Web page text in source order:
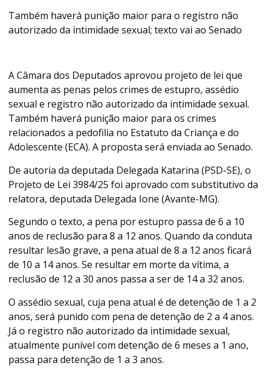
Também haverá punição maior para o registro não
autorizado da intimidade sexual; texto vai ao Senado
A Câmara dos Deputados aprovou projeto de lei que
aumenta as penas pelos crimes de estupro, assédio
sexual e registro não autorizado da intimidade sexual.
Também haverá punição maior para os crimes
relacionados a pedofilia no Estatuto da Criança e do
Adolescente (ECA). A proposta será enviada ao Senado.
De autoria da deputada Delegada Katarina (PSD-SE), o
Projeto de Lei 3984/25 foi aprovado comsubstitutivo da
relatora, deputada Delegada Ione (Avante-MG).
Segundo o texto, a pena por estupro passa de 6 a 10
anos de reclusão para 8 a 12 anos. Quando da conduta
resultar lesão grave, a pena atual de 8 a 12 anos ficará
de 10 a 14 anos. Se resultar em morte da vítima, a
reclusão de 12 a 30 anos passa a ser de 14 a 32 anos.
O assédio sexual, cuja pena atual é dedetenção de 1 a 2
anos, será punido com pena de detenção de 2 a 4 anos.
Já o registro não autorizado da intimidade sexual,
atualmente punível com detenção de 6 meses a 1 ano,
passa para detenção de 1 a 3 anos.